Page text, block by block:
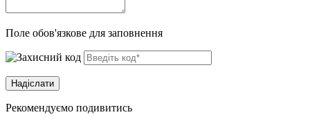
Поле обов'язкове для заповнення
Рекомендуємо подивитись